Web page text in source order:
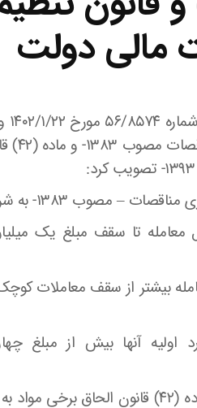
مالی دولت
به
تا سقف مبلغ یک
بیشتر از سقف معاملات کوچک
آنها بیش از مبلغ
۲- نصاب معاملات موضوع بند (۱) به موجب ماده